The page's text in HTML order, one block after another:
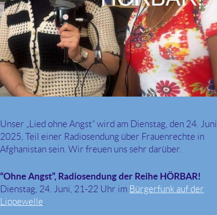
Unser „Lied ohne Angst“ wird am Dienstag, den 24. Juni
2025, Teil einer Radiosendung über Frauenrechte in
Afghanistan sein. Wir freuen uns sehr darüber.
“Ohne Angst”, Radiosendung der Reihe HÖRBAR!
Dienstag, 24. Juni, 21-22 Uhr im Bürgerfunk auf der
Lippewelle.